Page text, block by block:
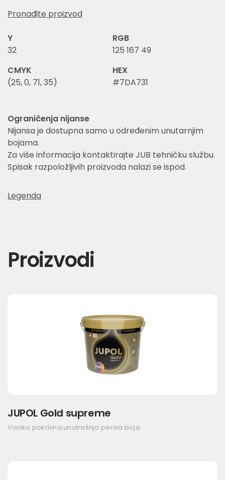
Pronađite proizvod
Y
32
RGB
125 167 49
CMYK
(25, 0, 71, 35)
HEX
#7DA731
Ograničenja nijanse
Nijansa je dostupna samo u određenim unutarnjim
bojama.
Za više informacija kontaktirajte JUB tehničku službu.
Spisak razpoložljivih proizvoda nalazi se ispod.
Legenda
Proizvodi
JUPOL Gold supreme
Visoko pokrivna unutrašnja periva boja